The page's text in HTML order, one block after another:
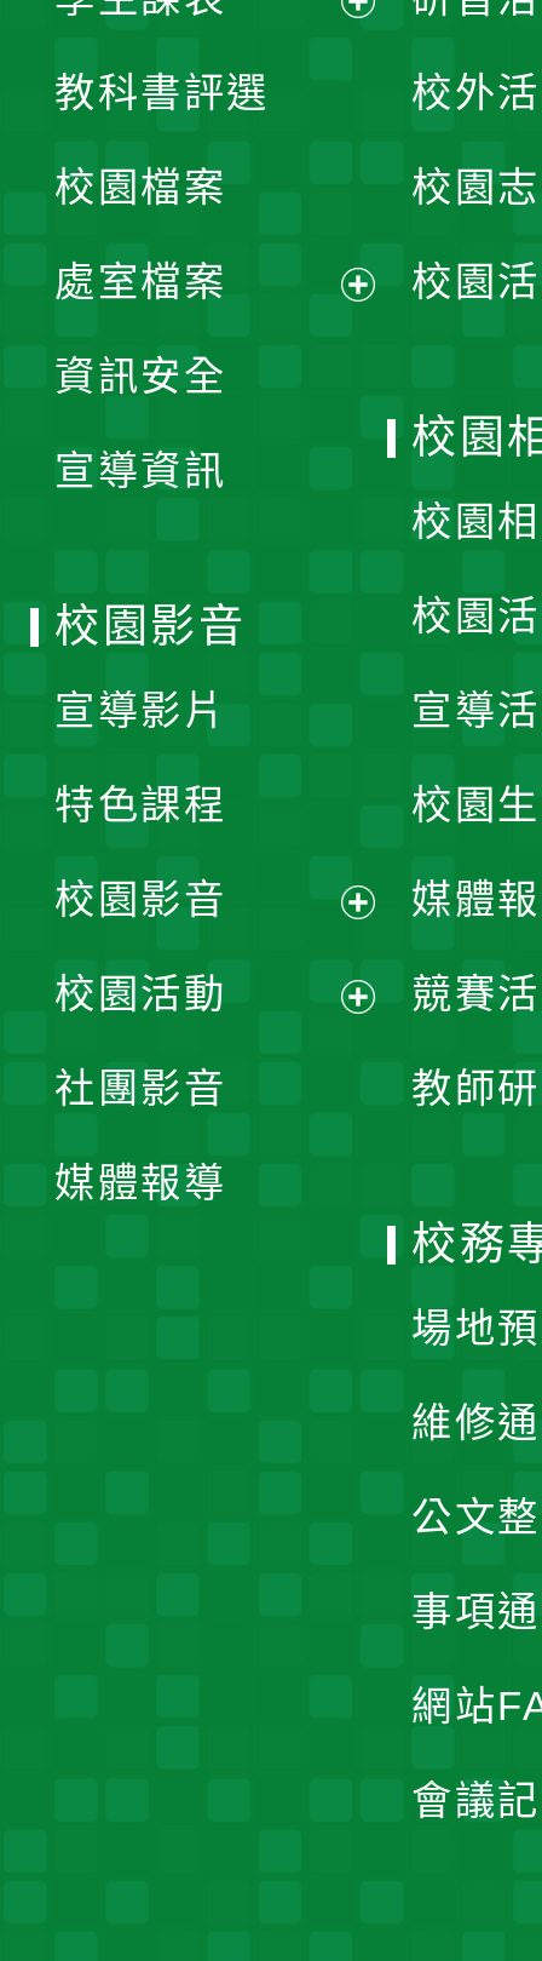
單
教科書評選
校園檔案
處室檔案
資訊安全
宣導資訊
校外
校園
校園
校園
校園
校園
宣導
校園
媒體
競賽
教師
校園影音
宣導影片
特色課程
校園影音
開
校園活動
社團影音
媒體報導
校務
場地
維修
公文
事項
網站
會議